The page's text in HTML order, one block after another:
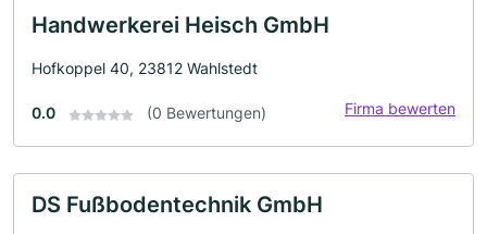
Handwerkerei Heisch GmbH
Hofkoppel 40, 23812 Wahlstedt
0.0 (0 Bewertungen) Firma bewerten
DS Fußbodentechnik GmbH